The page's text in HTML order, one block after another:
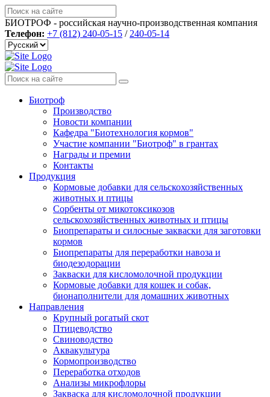
БИОТРОФ - российская научно-производственная компания
Телефон: +7 (812) 240-05-15 / 240-05-14
Биотроф
Производство
Новости компании
Кафедра "Биотехнология кормов"
Участие компании "Биотроф" в грантах
Награды и премии
Контакты
Продукция
Кормовые добавки для сельскохозяйственных
животных и птицы
Сорбенты от микотоксикозов
сельскохозяйственных животных и птицы
Биопрепараты и силосные закваски для заготовки
кормов
Биопрепараты для переработки навоза и
биодезодорации
Закваски для кисломолочной продукции
Кормовые добавки для кошек и собак,
бионаполнители для домашних животных
Направления
Крупный рогатый скот
Птицеводство
Свиноводство
Аквакультура
Кормопроизводство
Переработка отходов
Анализы микрофлоры
Закваска для кисломолочной продукции